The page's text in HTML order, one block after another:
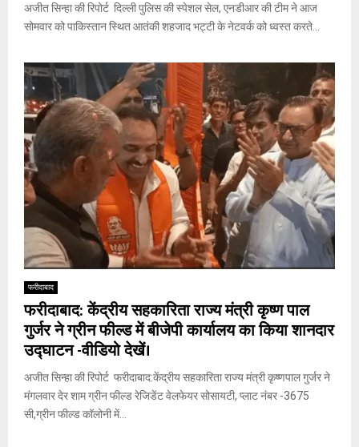
अजीत सिन्हा की रिपोर्ट दिल्ली पुलिस की स्पेशल सेल, एनडीआर की टीम ने आज
सोमवार को पाकिस्तान स्थित आतंकी शहजाद भट्टी के नेटवर्क को ध्वस्त करते...
फरीदाबाद
फरीदाबाद: केंद्रीय सहकारिता राज्य मंत्री कृष्ण पाल
गुर्जर ने ग्रीन फील्ड में बीजेपी कार्यालय का किया शानदार
उद्घाटन -वीडियो देखें।
अजीत सिन्हा की रिपोर्ट फरीदाबाद:केंद्रीय सहकारिता राज्य मंत्री कृष्णपाल गुर्जर ने
मंगलवार देर शाम ग्रीन फील्ड रेजिडेंट वेलफेयर सोसायटी, प्लाट नंबर -3675
सी,ग्रीन फील्ड कॉलोनी में...